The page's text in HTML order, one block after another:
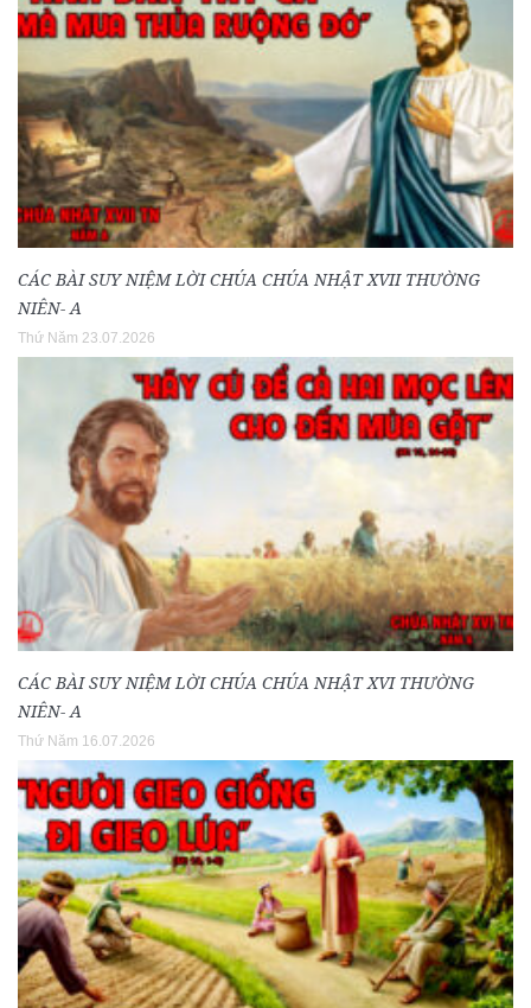
CÁC BÀI SUY NIỆM LỜI CHÚA CHÚA NHẬT XVII THƯỜNG
NIÊN- A
Thứ Năm 23.07.2026
CÁC BÀI SUY NIỆM LỜI CHÚA CHÚA NHẬT XVI THƯỜNG
NIÊN- A
Thứ Năm 16.07.2026